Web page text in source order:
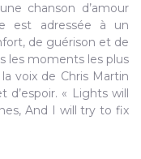
chanson d’amour
est adressée à un
de guérison et de
les moments les plus
voix de Chris Martin
« Lights will
And I will try to fix